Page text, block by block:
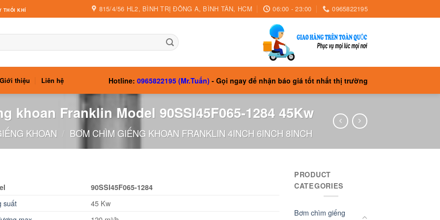
THỔI KHÍ 815/4/56 HL2, BÌNH TRỊ ĐÔNG A, BÌNH TÂN, HCM 06:00 - 23:00 0965822195
Giới thiệu Liên hệ Hotline: 0965822195 (Mr.Tuấn) - Gọi ngay để nhận báo giá tốt nhất thị trường
khoan Franklin Model 90SSI45F065-1284 45Kw
KHOAN / BƠM CHÌM GIẾNG KHOAN FRANKLIN 4INCH 6INCH 8INCH
90SSI45F065-1284
suất
45 Kw
PRODUCT
CATEGORIES
Bơm chìm giếng